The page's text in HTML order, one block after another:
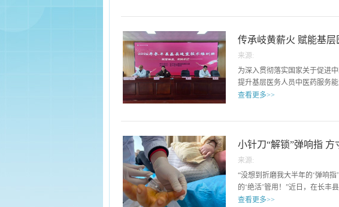
雄”送上了一
进的中医现代
短几分钟，
完成献血的县
血后人体气血
健康恢复提供
口干、乏力
饮。“味道很
了献血后的轻
力。医护人员
传承岐黄薪火 赋能基层
来源:
为深入贯彻落实国家关于促进
提升基层医务人员中医药服务
中医适宜技术培训班”在医院学
钰媛，县中医院党总支副书记
表共计60余人参加培训。开班
上，县卫健委医政科陆钰媛作
瑰宝，中医适宜技术是基层医
查看更多>>
小针刀“解锁”弹响指 方
来源:
“没想到折磨我大半年的‘弹响
的‘绝活’管用！”近日，在长丰
查看更多>>